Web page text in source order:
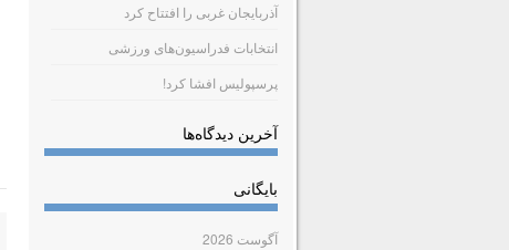
آذربایجان غربی را افتتاح کرد
انتخابات فدراسیون‌های ورزشی
پرسپولیس افشا کرد!
آخرین دیدگاه‌ها
بایگانی
آگوست 2026